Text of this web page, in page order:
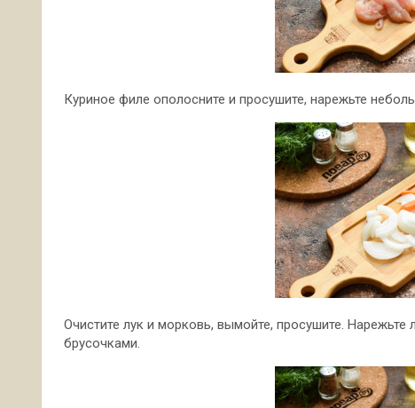
Куриное филе ополосните и просушите, нарежьте
Очистите лук и морковь, вымойте, просушите.
брусочками.